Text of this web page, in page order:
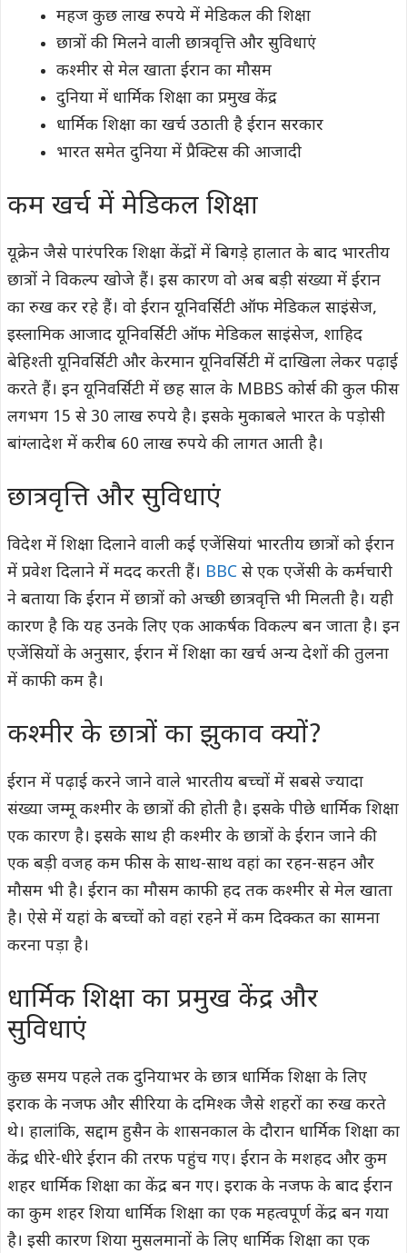
महज कुछ लाख रुपये में मेडिकल की शिक्षा
छात्रों की मिलने वाली छात्रवृत्ति और सुविधाएं
कश्मीर से मेल खाता ईरान का मौसम
दुनिया में धार्मिक शिक्षा का प्रमुख केंद्र
धार्मिक शिक्षा का खर्च उठाती है ईरान सरकार
भारत समेत दुनिया में प्रैक्टिस की आजादी
कम खर्च में मेडिकल शिक्षा
यूक्रेन जैसे पारंपरिक शिक्षा केंद्रों में बिगड़े हालात के बाद भारतीय
छात्रों ने विकल्प खोजे हैं। इस कारण वो अब बड़ी संख्या में ईरान
का रुख कर रहे हैं। वो ईरान यूनिवर्सिटी ऑफ मेडिकल साइंसेज,
इस्लामिक आजाद यूनिवर्सिटी ऑफ मेडिकल साइंसेज, शाहिद
बेहिश्ती यूनिवर्सिटी और केरमान यूनिवर्सिटी में दाखिला लेकर पढ़ाई
करते हैं। इन यूनिवर्सिटी में छह साल के MBBS कोर्स की कुल फीस
लगभग 15 से 30 लाख रुपये है। इसके मुकाबले भारत के पड़ोसी
बांग्लादेश में करीब 60 लाख रुपये की लागत आती है।
छात्रवृत्ति और सुविधाएं
विदेश में शिक्षा दिलाने वाली कई एजेंसियां भारतीय छात्रों को ईरान
में प्रवेश दिलाने में मदद करती हैं। BBC से एक एजेंसी के कर्मचारी
ने बताया कि ईरान में छात्रों को अच्छी छात्रवृत्ति भी मिलती है। यही
कारण है कि यह उनके लिए एक आकर्षक विकल्प बन जाता है। इन
एजेंसियों के अनुसार, ईरान में शिक्षा का खर्च अन्य देशों की तुलना
में काफी कम है।
कश्मीर के छात्रों का झुकाव क्यों?
ईरान में पढ़ाई करने जाने वाले भारतीय बच्चों में सबसे ज्यादा
संख्या जम्मू कश्मीर के छात्रों की होती है। इसके पीछे धार्मिक शिक्षा
एक कारण है। इसके साथ ही कश्मीर के छात्रों के ईरान जाने की
एक बड़ी वजह कम फीस के साथ-साथ वहां का रहन-सहन और
मौसम भी है। ईरान का मौसम काफी हद तक कश्मीर से मेल खाता
है। ऐसे में यहां के बच्चों को वहां रहने में कम दिक्कत का सामना
करना पड़ा है।
धार्मिक शिक्षा का प्रमुख केंद्र और
सुविधाएं
कुछ समय पहले तक दुनियाभर के छात्र धार्मिक शिक्षा के लिए
इराक के नजफ और सीरिया के दमिश्क जैसे शहरों का रुख करते
थे। हालांकि, सद्दाम हुसैन के शासनकाल के दौरान धार्मिक शिक्षा का
केंद्र धीरे-धीरे ईरान की तरफ पहुंच गए। ईरान के मशहद और कुम
शहर धार्मिक शिक्षा का केंद्र बन गए। इराक के नजफ के बाद ईरान
का कुम शहर शिया धार्मिक शिक्षा का एक महत्वपूर्ण केंद्र बन गया
है। इसी कारण शिया मुसलमानों के लिए धार्मिक शिक्षा का एक